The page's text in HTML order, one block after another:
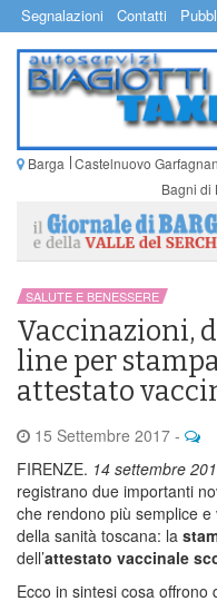
Segnalazioni Contatti
Barga Castelnuovo
Bagni di
SALUTE E BENESSERE
Vaccinazioni,
line per
attestato
15 Settembre 2017 -
FIRENZE. 14 settembre
registrano due importanti
che rendono più semplice e
della sanità toscana: la
dell’attestato vaccinale
Ecco in sintesi cosa offrono